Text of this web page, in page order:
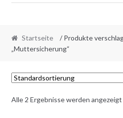
Startseite
/ Produkte
„Muttersicherung“
Alle 2 Ergebnisse werden angezeigt